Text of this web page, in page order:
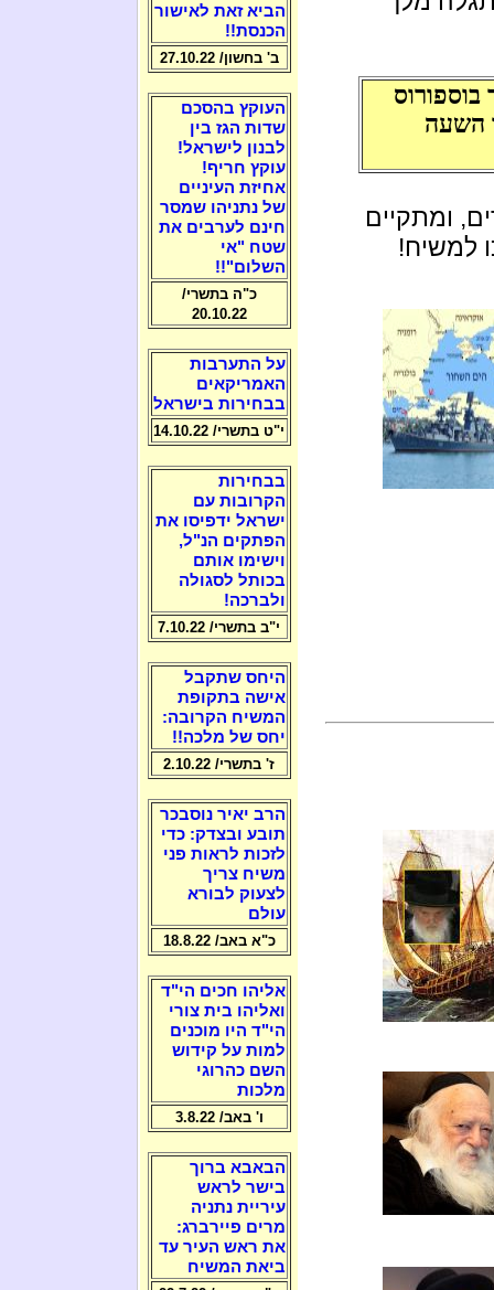
השעה
ומתקיים
למשיח!
הביא זאת לאישור
הכנסת!!
ב' בחשון/ 27.10.22
העוקץ בהסכם
שדות הגז בין
לבנון לישראל!
עוקץ חריף!
אחיזת העיניים
של נתניהו שמסר
חינם לערבים את
שטח "אי
השלום"!!
כ"ה בתשרי/
20.10.22
על התערבות
האמריקאים
בבחירות בישראל
י"ט בתשרי/ 14.10.22
בבחירות
הקרובות עם
ישראל ידפיסו את
הפתקים הנ"ל,
וישימו אותם
בכותל לסגולה
ולברכה!
י"ב בתשרי/ 7.10.22
היחס שתקבל
אישה בתקופת
המשיח הקרובה:
יחס של מלכה!!
ז' בתשרי/ 2.10.22
הרב יאיר נוסבכר
תובע ובצדק: כדי
לזכות לראות פני
משיח צריך
לצעוק לבורא
עולם
כ"א באב/ 18.8.22
אליהו חכים הי"ד
ואליהו בית צורי
הי"ד היו מוכנים
למות על קידוש
השם כהרוגי
מלכות
ו' באב/ 3.8.22
הבאבא ברוך
בישר לראש
עיריית נתניה
מרים פיירברג:
את ראש העיר עד
ביאת המשיח